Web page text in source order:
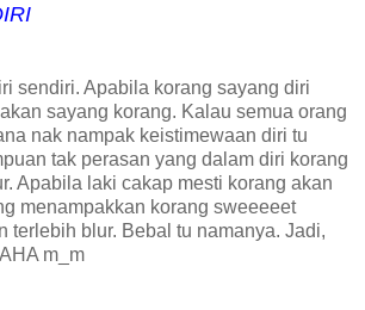
sendiri. Apabila korang sayang diri
sayang korang. Kalau semua orang
nak nampak keistimewaan diri tu
tak perasan yang dalam diri korang
Apabila laki cakap mesti korang akan
menampakkan korang sweeeeet
terlebih blur. Bebal tu namanya. Jadi,
m_m